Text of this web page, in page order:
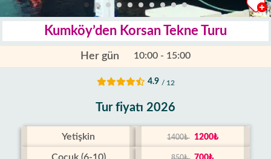
Kumköy’den Korsan Tekne Turu
Her gün 10:00 - 15:00
4.9 / 12
Tur fiyatı 2026
Yetişkin 1400₺ 1200₺